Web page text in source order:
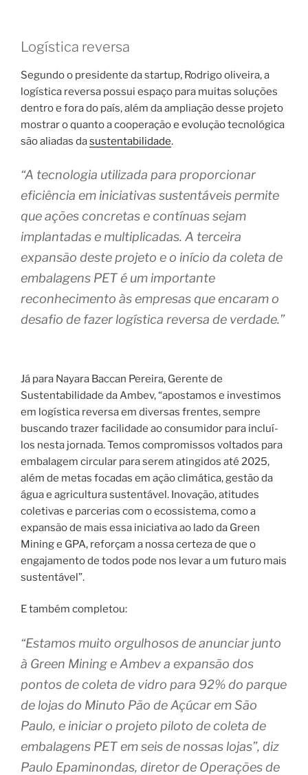
Logística reversa
Segundo o presidente da startup, Rodrigo oliveira, a
logística reversa possui espaço para muitas soluções
dentro e fora do país, além da ampliação desse projeto
mostrar o quanto a cooperação e evolução tecnológica
são aliadas dasustentabilidade.
“A tecnologia utilizada para proporcionar
eficiência em iniciativas sustentáveis permite
que ações concretas e contínuas sejam
implantadas e multiplicadas. A terceira
expansão deste projeto e o início da coleta de
embalagens PET é um importante
reconhecimento às empresas que encaram o
desafio de fazer logística reversa de verdade.”
Já para Nayara Baccan Pereira, Gerente de
Sustentabilidade da Ambev, “apostamos e investimos
em logística reversa em diversas frentes, sempre
buscando trazer facilidade ao consumidor para incluí-
los nesta jornada. Temos compromissos voltados para
embalagem circular para serem atingidos até 2025,
além de metas focadas em ação climática, gestão da
água e agricultura sustentável. Inovação, atitudes
coletivas e parcerias com o ecossistema, como a
expansão de mais essa iniciativa ao lado da Green
Mining e GPA, reforçam a nossa certeza de que o
engajamento de todos pode nos levar a um futuro mais
sustentável”.
E também completou:
“Estamos muito orgulhosos de anunciar junto
à Green Mining e Ambev a expansão dos
pontos de coleta de vidro para 92% do parque
de lojas do Minuto Pão de Açúcar em São
Paulo, e iniciar o projeto piloto de coleta de
embalagens PET em seis de nossas lojas”, diz
Paulo Epaminondas, diretor de Operações de